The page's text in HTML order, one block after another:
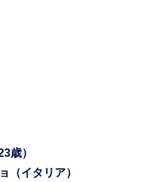
歳）
（イタリア）